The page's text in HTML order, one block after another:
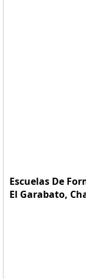
Escuelas De
El Garabato,